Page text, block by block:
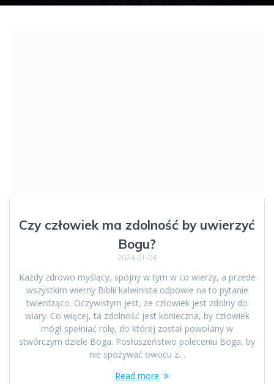
Czy człowiek ma zdolność by uwierzyć
Bogu?
2024-01-04
Każdy zdrowo myślący, spójny w tym w co wierzy, a przede
wszystkim wierny Biblii kalwinista odpowie na to pytanie
twierdząco. Oczywistym jest, że człowiek jest zdolny do
wiary. Co więcej, ta zdolność jest konieczna, by człowiek
mógł spełniać rolę, do której został powołany w
stwórczym dziele Boga. Posłuszeństwo poleceniu Boga, by
nie spożywać owocu z…
Read more